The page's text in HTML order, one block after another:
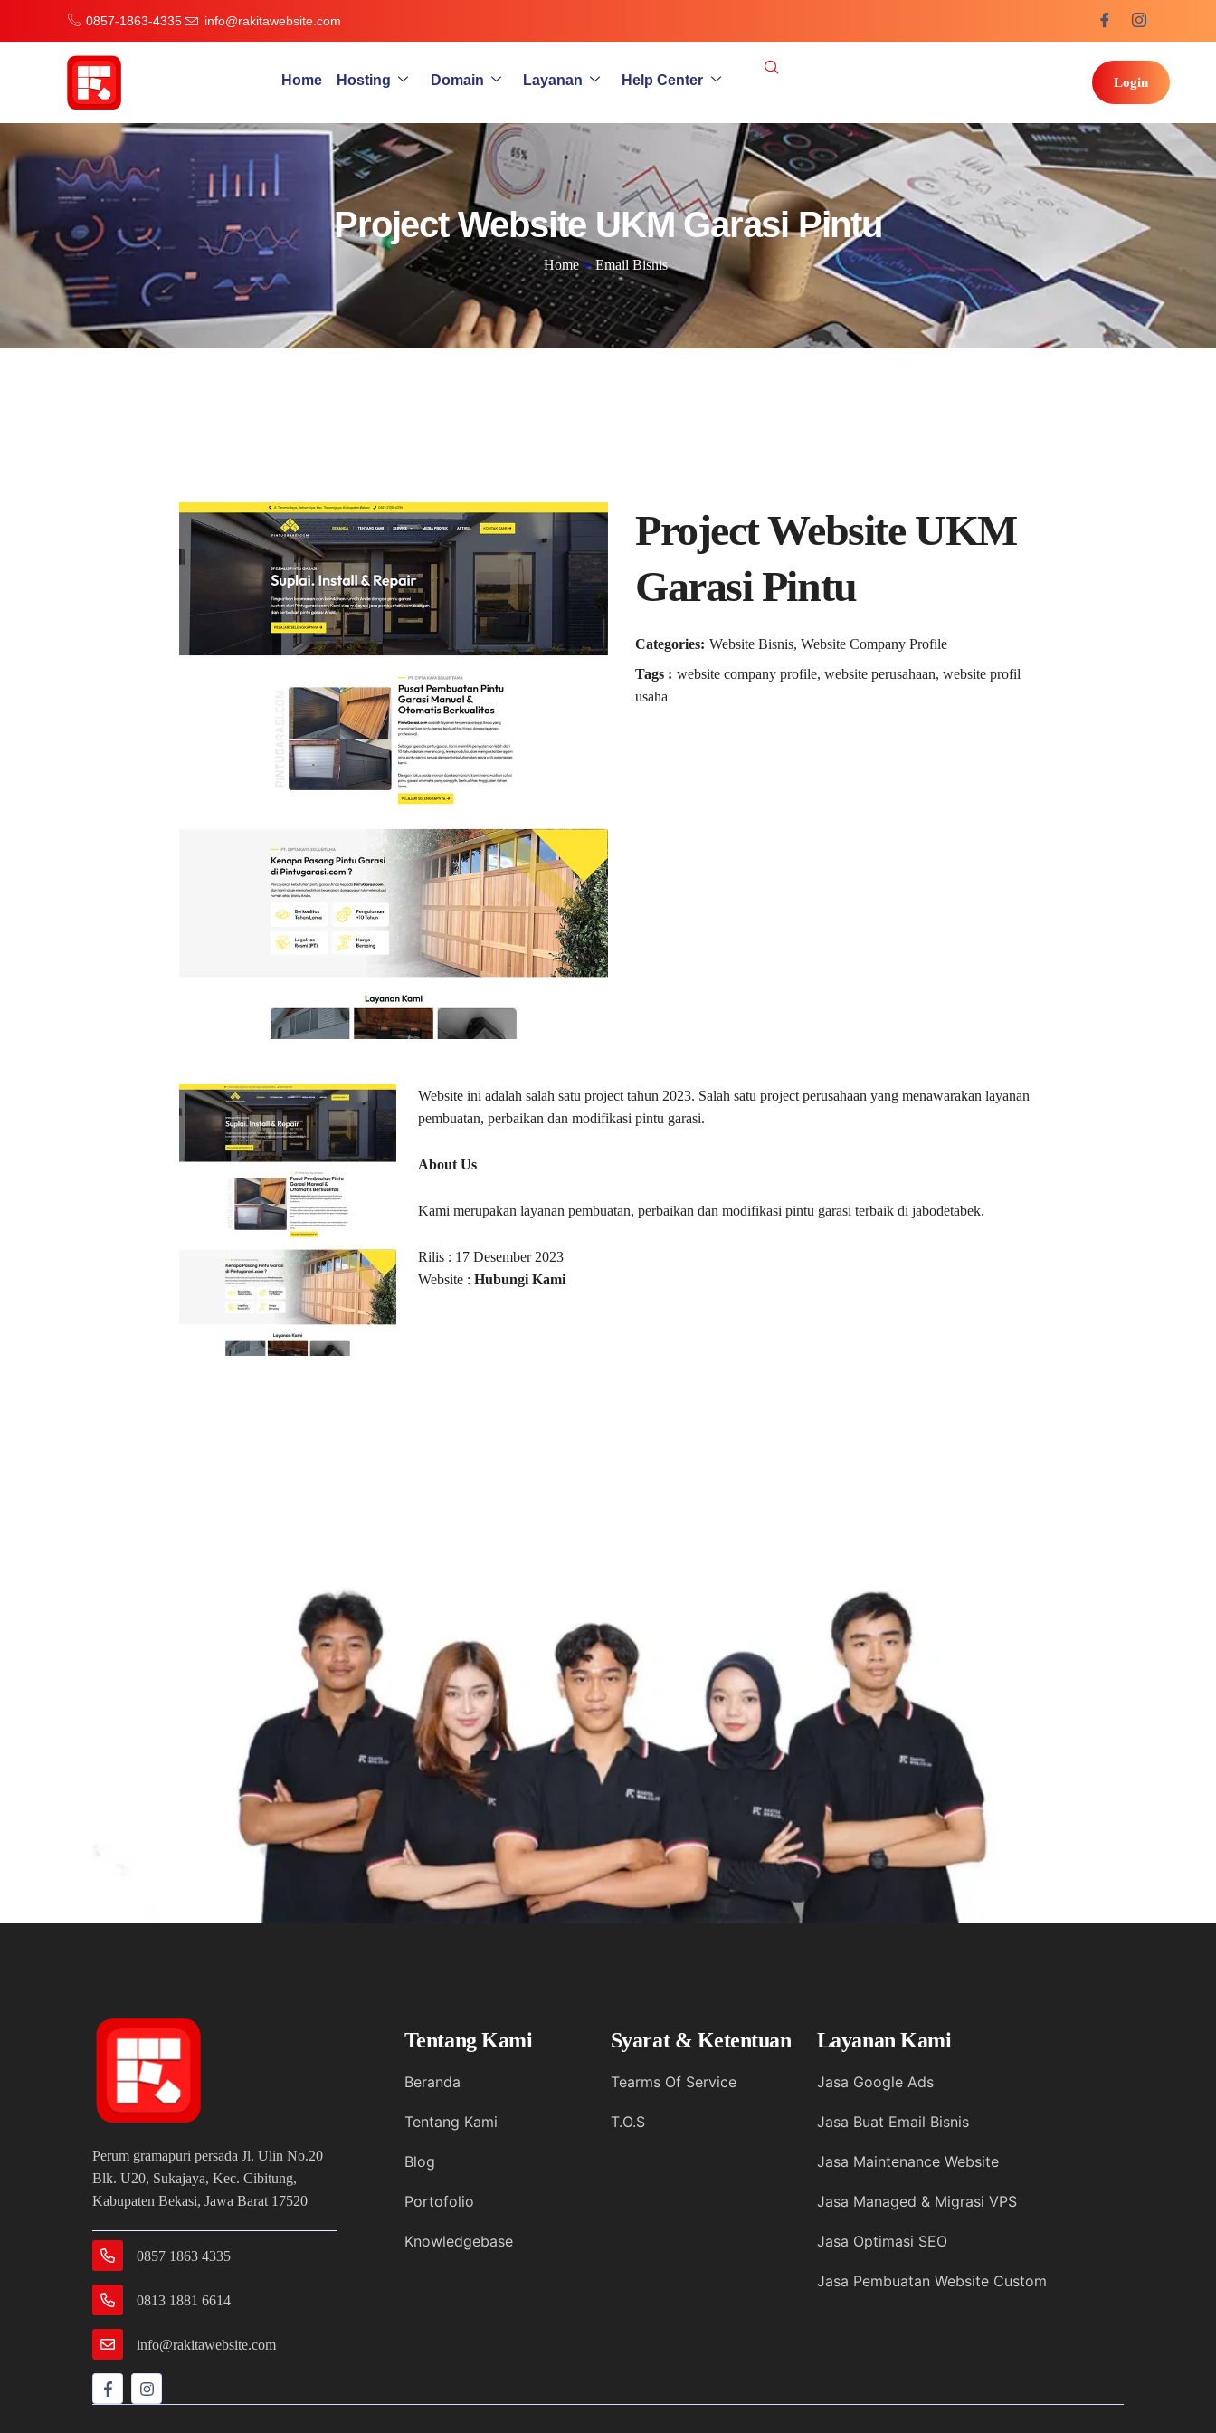
0857-1863-4335 info@rakitawebsite.com
Home Hosting Domain Layanan Help Center Login
Project Website UKM Garasi Pintu
Home » Email Bisnis
Project Website UKM
Garasi Pintu
Categories: Website Bisnis, Website Company Profile
Tags : website company profile, website perusahaan, website profil
usaha
Website ini adalah salah satu project tahun 2023. Salah satu project perusahaan yang menawarakan layanan
pembuatan, perbaikan dan modifikasi pintu garasi.
About Us
Kami merupakan layanan pembuatan, perbaikan dan modifikasi pintu garasi terbaik di jabodetabek.
Rilis : 17 Desember 2023
Website : Hubungi Kami
Perum gramapuri persada Jl. Ulin No.20
Blk. U20, Sukajaya, Kec. Cibitung,
Kabupaten Bekasi, Jawa Barat 17520
0857 1863 4335
0813 1881 6614
info@rakitawebsite.com
Tentang Kami
Beranda
Tentang Kami
Blog
Portofolio
Knowledgebase
Syarat & Ketentuan
Tearms Of Service
T.O.S
Layanan Kami
Jasa Google Ads
Jasa Buat Email Bisnis
Jasa Maintenance Website
Jasa Managed & Migrasi VPS
Jasa Optimasi SEO
Jasa Pembuatan Website Custom